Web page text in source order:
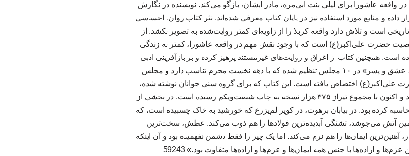
واقعه عاشورا برای لیلی بنت ابی‌مره، مادر ایشان، بازگو می‌کند. نویسنده در نگارش
داده و منابع مورد استفاده نیز در پایان کتاب معرفی شده‌اند. نثر کتاب روان، احساسی
است و تلاش دارد واقعه کربلا را از زاویه‌ای کمتر روایت‌شده به تصویر بکشد. از
حضرت علی‌اکبر(ع) است که با وجود نقش مهم در واقعه عاشورا، کمتر به زندگی
است. همچنین کتاب از اغراق و روایت‌های غیرمستند پرهیز کرده و بر بازآفرینی ادبی
رویدادهای تاریخی تکیه دارد. «پدر، عشق و پسر» در ۱۰ مجلس تنظیم شده که با دهه نخست محرم تناسب دارد و مجلس
علی‌اکبر(ع) اختصاص یافته است. این کتاب که برای گروه سنی جوانان نوشته شده،
نخستین‌بار در سال ۱۳۷۳ منتشر شد و اکنون با مجموع تیراژ ۳۷۵ هزار نسخه به چاپ شصت‌ویکم رسیده است. در بخشی از
کرده بود. در بیابان برهوت، در کویر لم‌یزرع که خورشید به خاک چسبیده است، که
آتش می‌جوشد، تشنگی آبدیده‌ترین فولادها را هم ذوب می‌کند. عطش، سخت‌ترین
آهنین‌ترین ایمان‌ها را هم نرم می‌کند. اما یک چیز را فقط دشمن نفهمیده بود و آن اینکه
و اراده‌ها با جنس همه ایمان‌ها و عزم‌ها و اراده‌ها متفاوت بود.» 59243